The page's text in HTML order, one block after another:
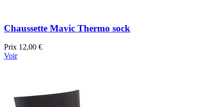
Chaussette Mavic Thermo sock
Prix 12,00 €
Voir